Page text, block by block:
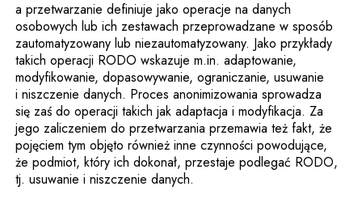
a przetwarzanie definiuje jako operacje na danych
osobowych lub ich zestawach przeprowadzane w sposób
zautomatyzowany lub niezautomatyzowany. Jako przykłady
takich operacji RODO wskazuje m.in. adaptowanie,
modyfikowanie, dopasowywanie, ograniczanie, usuwanie
i niszczenie danych. Proces anonimizowania sprowadza
się zaś do operacji takich jak adaptacja i modyfikacja. Za
jego zaliczeniem do przetwarzania przemawia też fakt, że
pojęciem tym objęto również inne czynności powodujące,
że podmiot, który ich dokonał, przestaje podlegać RODO,
tj. usuwanie i niszczenie danych.